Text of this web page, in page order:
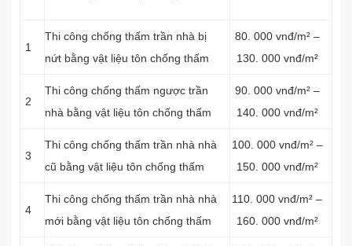
1
Thi công chống thấm trần nhà bị
nứt bằng vật liệu tôn chống thấm
80. 000 vnđ/m² –
130. 000 vnđ/m²
2
Thi công chống thấm ngược trần
nhà bằng vật liệu tôn chống thấm
90. 000 vnđ/m² –
140. 000 vnđ/m²
3
Thi công chống thấm trần nhà nhà
cũ bằng vật liệu tôn chống thấm
100. 000 vnđ/m² –
150. 000 vnđ/m²
4
Thi công chống thấm trần nhà nhà
mới bằng vật liệu tôn chống thấm
110. 000 vnđ/m² –
160. 000 vnđ/m²